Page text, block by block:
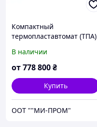
Компактный
термопластавтомат (ТПА)
ПРОМ
В наличии
от778 800₴
Купить
ООТ ""МИ-ПРОМ"